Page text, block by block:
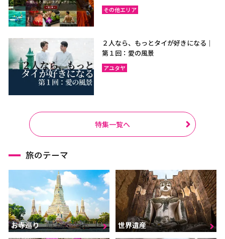
その他エリア
２人なら、もっとタイが好きになる｜
第１回：愛の風景
アユタヤ
特集一覧へ
旅のテーマ
お寺巡り 世界遺産